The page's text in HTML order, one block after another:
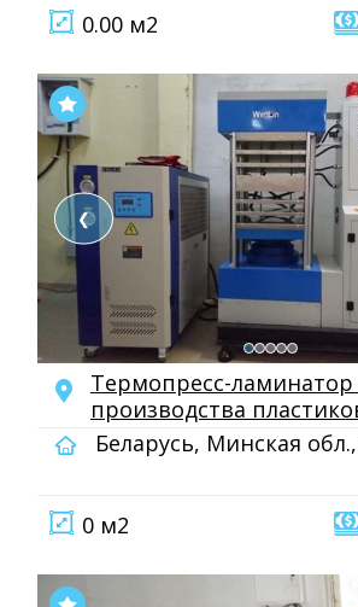
0.00 м2
❮
Термопресс-ламинатор
производства
Беларусь, Минская
0 м2